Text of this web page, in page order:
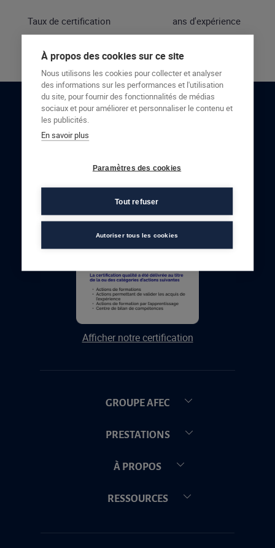
Taux de certification ans d'expérience
RESTONS EN CONTACT
Afficher notre certification
GROUPE AFEC
PRESTATIONS
À PROPOS
RESSOURCES
À propos des cookies sur ce site
Nous utilisons les cookies pour collecter et analyser
des informations sur les performances et l'utilisation
du site, pour fournir des fonctionnalités de médias
sociaux et pour améliorer et personnaliser le contenu et
les publicités.
En savoir plus
Paramètres des cookies
Tout refuser
Autoriser tous les cookies